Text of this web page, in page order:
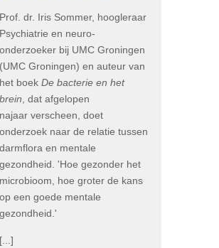
Prof. dr. Iris Sommer, hoogleraar
Psychiatrie en neuro-
onderzoeker bij UMC Groningen
(UMC Groningen) en auteur van
het boek De bacterie en het
brein , dat afgelopen
najaar verscheen, doet
onderzoek naar de relatie tussen
darmflora en mentale
gezondheid. 'Hoe gezonder het
microbioom, hoe groter de kans
op een goede mentale
gezondheid.'
[...]